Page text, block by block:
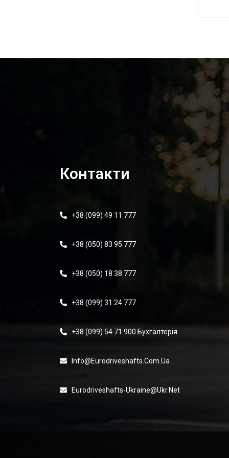
Контакти
+38 (099) 49 11 777
+38 (050) 83 95 777
+38 (050) 18 38 777
+38 (099) 31 24 777
+38 (099) 54 71 900 Бухгалтерія
Info@eurodriveshafts.com.ua
Eurodriveshafts-Ukraine@ukr.net